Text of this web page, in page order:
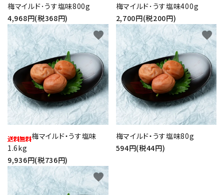
特定商取引法について
お問い合わせ
梅マイルド･うす塩味800g
4,968円(税368円)
梅マイルド･うす塩味400g
2,700円(税200円)
梅マイルド・うす塩味
1.6kg
9,936円(税736円)
favorite
梅マイルド・うす塩味80g
594円(税44円)
favorite
favorite